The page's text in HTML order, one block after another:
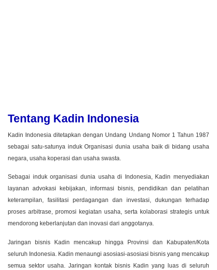
Tentang Kadin Indonesia
Kadin Indonesia ditetapkan dengan Undang Undang Nomor 1 Tahun 1987
sebagai satu-satunya induk Organisasi dunia usaha baik di bidang usaha
negara, usaha koperasi dan usaha swasta.
Sebagai induk organisasi dunia usaha di Indonesia, Kadin menyediakan
layanan advokasi kebijakan, informasi bisnis, pendidikan dan pelatihan
keterampilan, fasilitasi perdagangan dan investasi, dukungan terhadap
proses arbitrase, promosi kegiatan usaha, serta kolaborasi strategis untuk
mendorong keberlanjutan dan inovasi dari anggotanya.
Jaringan bisnis Kadin mencakup hingga Provinsi dan Kabupaten/Kota
seluruh Indonesia. Kadin menaungi asosiasi-asosiasi bisnis yang mencakup
semua sektor usaha. Jaringan kontak bisnis Kadin yang luas di seluruh